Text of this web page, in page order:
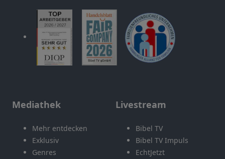
Mediathek
Mehr entdecken
Exklusiv
Genres
Livestream
Bibel TV
Bibel TV Impuls
EchtJetzt